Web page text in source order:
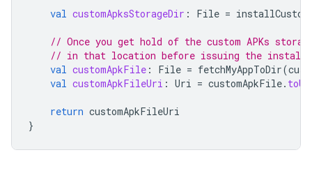
val customApksStorageDir : File =
// Once you get hold of the custom APKs
// in that location before issuing the install
val customApkFile : File = fetchMyAppToDir(
val customApkFileUri : Uri = customApkFile.
return customApkFileUri
}